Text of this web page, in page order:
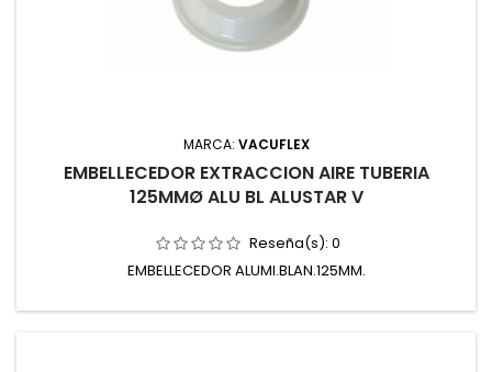
MARCA: VACUFLEX
EMBELLECEDOR EXTRACCION AIRE TUBERIA
125MMØ ALU BL ALUSTAR V
Reseña(s): 0
EMBELLECEDOR ALUMI.BLAN.125MM.